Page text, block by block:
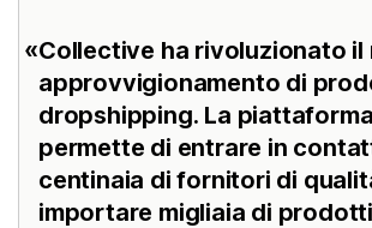
Collective ha rivoluzionato il
approvvigionamento di
dropshipping. La
permette di entrare in
centinaia di fornitori di
importare migliaia di